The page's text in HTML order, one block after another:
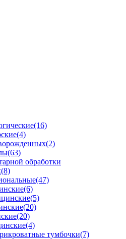
(16)
(4)
(2)
(63)
обработки
(8)
(47)
(6)
(5)
(20)
(20)
(4)
тумбочки(7)